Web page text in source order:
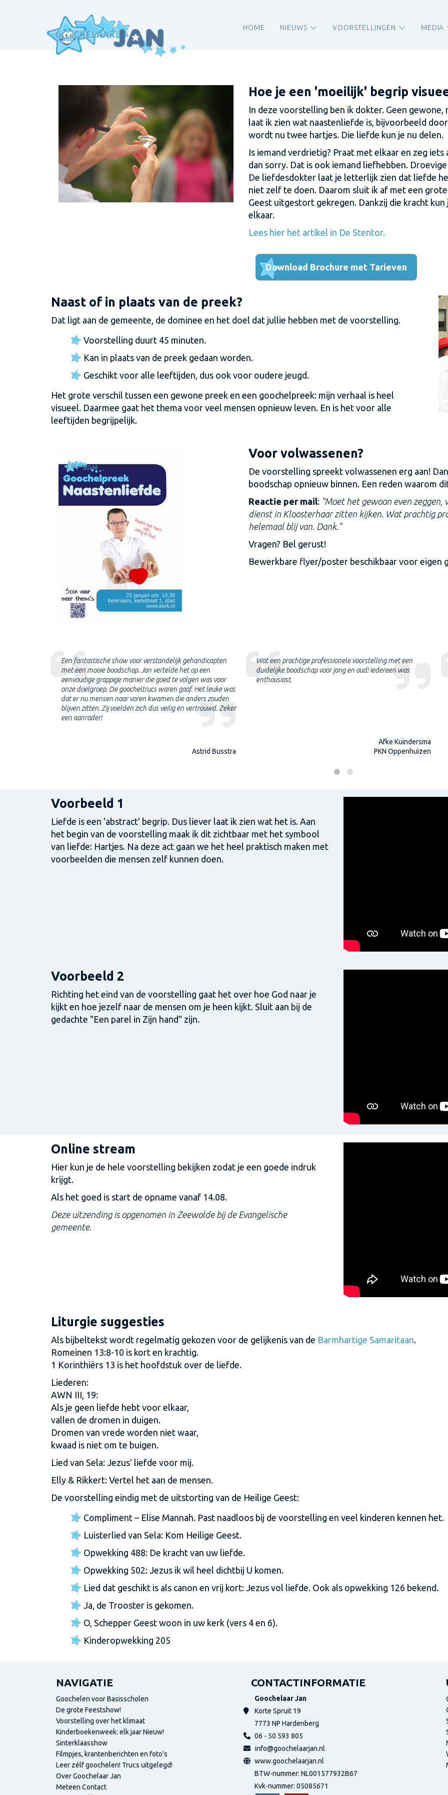
HOME NIEUWS VOORSTELLINGEN MEDIA
Hoe je een 'moeilijk' begrip
In deze voorstelling ben ik dokter. Geen gewone,
laat ik zien wat naastenliefde is, bijvoorbeeld
wordt nu twee hartjes. Die liefde kun je nu delen.
Is iemand verdrietig? Praat met elkaar en zeg iets
dan sorry. Dat is ook iemand liefhebben.
De liefdesdokter laat je letterlijk zien dat liefde
niet zelf te doen. Daarom sluit ik af met een
Geest uitgestort gekregen. Dankzij die kracht
elkaar.
Lees hier het artikel in De Stentor.
Download Brochure met Tarieven
Naast of in plaats van de preek?
Dat ligt aan de gemeente, de dominee en het doel dat jullie hebben met de voorstelling.
Voorstelling duurt 45 minuten.
Kan in plaats van de preek gedaan worden.
Geschikt voor alle leeftijden, dus ook voor oudere jeugd.
Het grote verschil tussen een gewone preek en een goochelpreek: mijn verhaal is heel
visueel. Daarmee gaat het thema voor veel mensen opnieuw leven. En is het voor alle
leeftijden begrijpelijk.
Voor volwassenen?
De voorstelling spreekt volwassenen erg aan!
boodschap opnieuw binnen. Een reden waarom
Reactie per mail: "Moet het gewoon even zeggen,
dienst in Kloosterhaar zitten kijken. Wat prachtig
helemaal blij van. Dank."
Vragen? Bel gerust!
Bewerkbare flyer/poster beschikbaar voor eigen
Een fantastische show voor verstandelijk gehandicapten
met een mooie boodschap. Jan vertelde het op een
eenvoudige grappige manier die goed te volgen was voor
onze doelgroep. De goocheltrucs waren gaaf. Het leuke was
dat er nu mensen naar voren kwamen die anders zouden
blijven zitten. Zij voelden zich dus veilig en vertrouwd. Zeker
een aanrader!
Astrid Busstra
Wat een prachtige professionele voorstelling met een
duidelijke boodschap voor jong en oud! Iedereen was
enthousiast.
Afke Kuindersma
PKN Oppenhuizen
Voorbeeld 1
Liefde is een 'abstract' begrip. Dus liever laat ik zien wat het is. Aan
het begin van de voorstelling maak ik dit zichtbaar met het symbool
van liefde: Hartjes. Na deze act gaan we het heel praktisch maken met
voorbeelden die mensen zelf kunnen doen.
Voorbeeld 2
Richting het eind van de voorstelling gaat het over hoe God naar je
kijkt en hoe jezelf naar de mensen om je heen kijkt. Sluit aan bij de
gedachte "Een parel in Zijn hand" zijn.
Online stream
Hier kun je de hele voorstelling bekijken zodat je een goede indruk
krijgt.
Als het goed is start de opname vanaf 14.08.
Deze uitzending is opgenomen in Zeewolde bij de Evangelische
gemeente.
Liturgie suggesties
Als bijbeltekst wordt regelmatig gekozen voor de gelijkenis van de Barmhartige Samaritaan.
Romeinen 13:8-10 is kort en krachtig.
1 Korinthiërs 13 is het hoofdstuk over de liefde.
Liederen:
AWN III, 19:
Als je geen liefde hebt voor elkaar,
vallen de dromen in duigen.
Dromen van vrede worden niet waar,
kwaad is niet om te buigen.
Lied van Sela: Jezus' liefde voor mij.
Elly & Rikkert: Vertel het aan de mensen.
De voorstelling eindig met de uitstorting van de Heilige Geest:
Compliment – Elise Mannah. Past naadloos bij de voorstelling en veel kinderen kennen het.
Luisterlied van Sela: Kom Heilige Geest.
Opwekking 488: De kracht van uw liefde.
Opwekking 502: Jezus ik wil heel dichtbij U komen.
Lied dat geschikt is als canon en vrij kort: Jezus vol liefde. Ook als opwekking 126 bekend.
Ja, de Trooster is gekomen.
O, Schepper Geest woon in uw kerk (vers 4 en 6).
Kinderopwekking 205
NAVIGATIE
Goochelen voor Basisscholen
De grote Feestshow!
Voorstelling over het klimaat
Kinderboekenweek: elk jaar Nieuw!
Sinterklaasshow
Filmpjes, krantenberichten en foto's
Leer zélf goochelen! Trucs uitgelegd!
Over Goochelaar Jan
Meteen Contact
CONTACTINFORMATIE
Goochelaar Jan
Korte Spruit 19
7773 NP Hardenberg
06 - 50 593 805
info@goochelaarjan.nl
www.goochelaarjan.nl
BTW-nummer: NL001577932B67
Kvk-nummer: 05085671